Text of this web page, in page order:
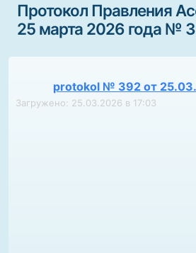
Протокол Правления
25 марта 2026 года №
protokol № 392 от
Загружено: 25.03.2026 в 17:03